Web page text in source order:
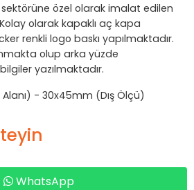
özel olarak imalat edilen
olarak kapaklı aç kapa
renkli logo baskı yapılmaktadır.
olup arka yüzde
yazılmaktadır.
- 30x45mm (Dış Ölçü)
WhatsApp